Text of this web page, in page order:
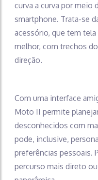
curva a curva por meio
smartphone. Trata-se
acessório, que tem
melhor, com trechos
direção.
Com uma interface
Moto II permite
desconhecidos com
pode, inclusive,
preferências pessoais.
percurso mais direto